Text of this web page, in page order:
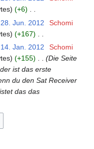
+6
Jun. 2012
Schomi
+167
Jan. 2012
Schomi
+155
Die Seite
ist das erste
du den Sat Receiver
das das